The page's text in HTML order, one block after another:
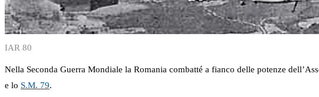
IAR 80
Nella Seconda Guerra Mondiale la Romania combatté a fianco delle potenze
e lo S.M. 79.